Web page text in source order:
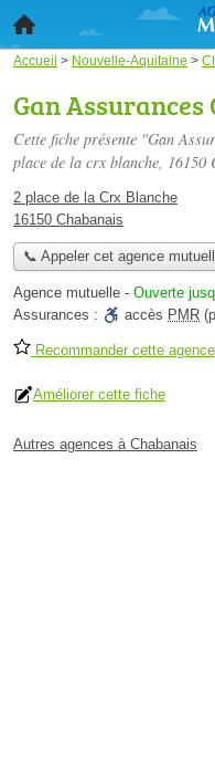
Accueil > Nouvelle-Aquitaine >
Gan Assurances
Cette fiche présente "Gan
place de la crx blanche, 16150
2 place de la Crx Blanche
16150 Chabanais
📞 Appeler cet agence
Agence mutuelle - Ouverte
Assurances :
accès PMR
Recommander cette agence
Améliorer cette fiche
Autres agences à Chabanais